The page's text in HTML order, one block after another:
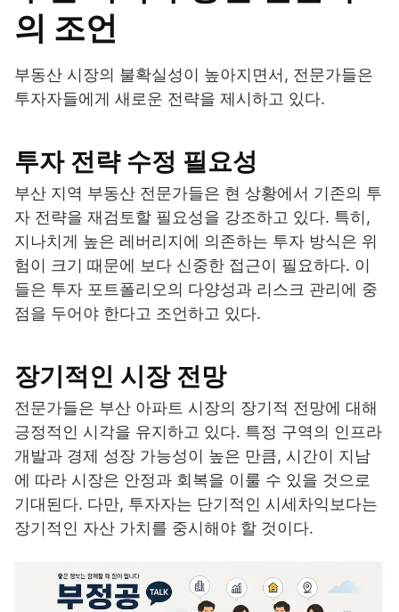
의 조언
부동산 시장의 불확실성이 높아지면서, 전문가들은
투자자들에게 새로운 전략을 제시하고 있다.
투자 전략 수정 필요성
부산 지역 부동산 전문가들은 현 상황에서 기존의 투
자 전략을 재검토할 필요성을 강조하고 있다. 특히,
지나치게 높은 레버리지에 의존하는 투자 방식은 위
험이 크기 때문에 보다 신중한 접근이 필요하다. 이
들은 투자 포트폴리오의 다양성과 리스크 관리에 중
점을 두어야 한다고 조언하고 있다.
장기적인 시장 전망
전문가들은 부산 아파트 시장의 장기적 전망에 대해
긍정적인 시각을 유지하고 있다. 특정 구역의 인프라
개발과 경제 성장 가능성이 높은 만큼, 시간이 지남
에 따라 시장은 안정과 회복을 이룰 수 있을 것으로
기대된다. 다만, 투자자는 단기적인 시세차익보다는
장기적인 자산 가치를 중시해야 할 것이다.